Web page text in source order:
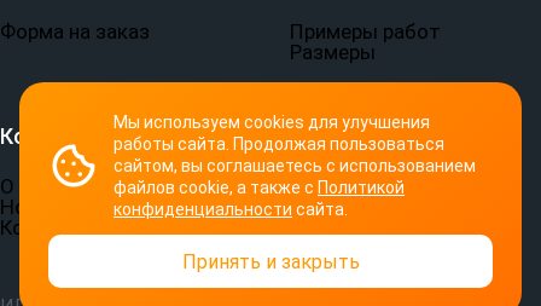
Мы используем cookies для улучшения
работы сайта. Продолжая пользоваться
сайтом, вы соглашаетесь с использованием
файлов cookie, а также с Политикой
конфиденциальности сайта.
Принять и закрыть
Форма на заказ
Примеры работ
Размеры
Компания
О компании
Новости
Контакты
Документы
Пользовательское
соглашение
конфиденциальности